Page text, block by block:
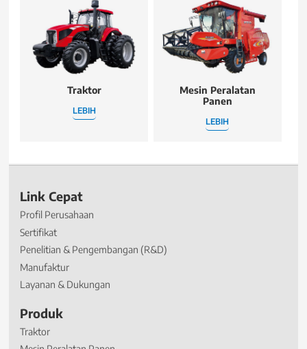
Traktor
LEBIH
Mesin Peralatan
Panen
LEBIH
Link Cepat
Profil Perusahaan
Sertifikat
Penelitian & Pengembangan (R&D)
Manufaktur
Layanan & Dukungan
Produk
Traktor